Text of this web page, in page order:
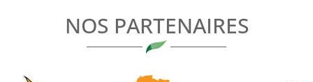
NOS PARTENAIRES